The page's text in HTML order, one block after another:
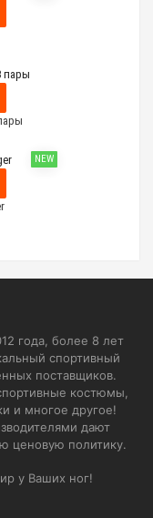
NEW
года, более 8 лет
спортивный
поставщиков.
костюмы,
и многое другое!
дают
ценовую политику.
у Ваших ног!